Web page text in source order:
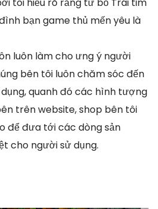
bạn game thủ mến yêu là
luôn làm cho ưng ý người
bên tôi luôn chăm sóc đến
quanh đó các hình tượng
trên website, shop bên tôi
để đưa tới các dòng sản
cho người sử dụng.